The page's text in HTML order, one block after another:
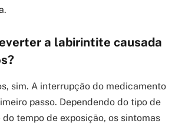
a labirintite causada
sim. A interrupção do medicamento
passo. Dependendo do tipo de
tempo de exposição, os sintomas